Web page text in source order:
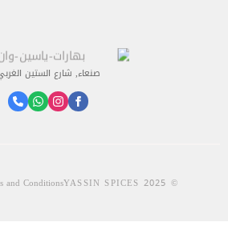
صنعاء, شارع الستين
© 2025 YASSIN SPICES
and Conditions